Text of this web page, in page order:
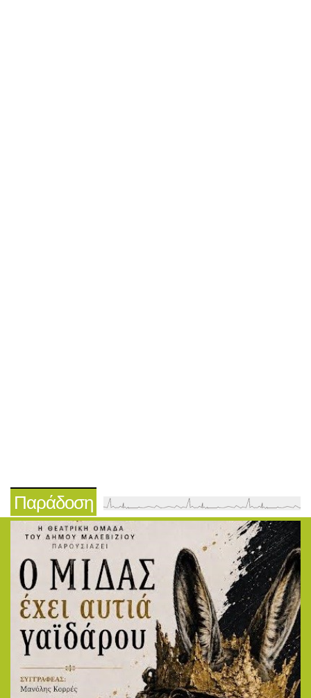
Παράδοση